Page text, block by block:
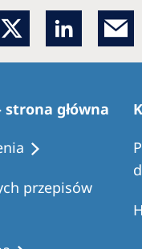
strona główna
przepisów